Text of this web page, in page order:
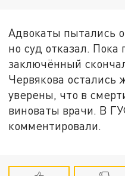
Адвокаты пытались
но суд отказал.
заключённый
Червякова остались
уверены, что в
виноваты врачи. В
комментировали.